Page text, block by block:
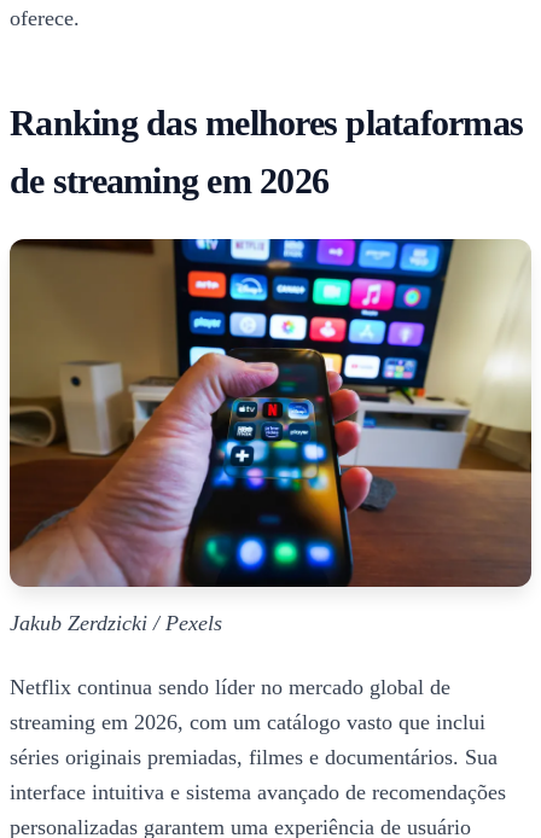
oferece.
Ranking das melhores plataformas
de streaming em 2026
Jakub Zerdzicki / Pexels
Netflix continua sendo líder no mercado global de
streaming em 2026, com um catálogo vasto que inclui
séries originais premiadas, filmes e documentários. Sua
interface intuitiva e sistema avançado de recomendações
personalizadas garantem uma experiência de usuário